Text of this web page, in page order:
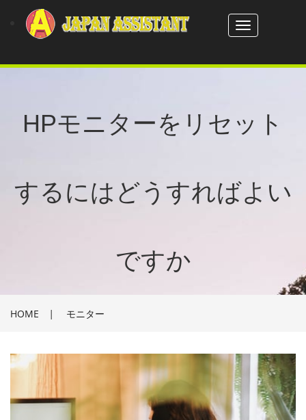
Toggle
navigation
HPモニターをリセット
するにはどうすればよい
ですか
HOME | モニター